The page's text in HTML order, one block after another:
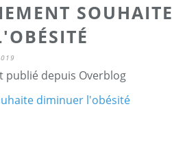
SOUHAITE
publié depuis Overblog